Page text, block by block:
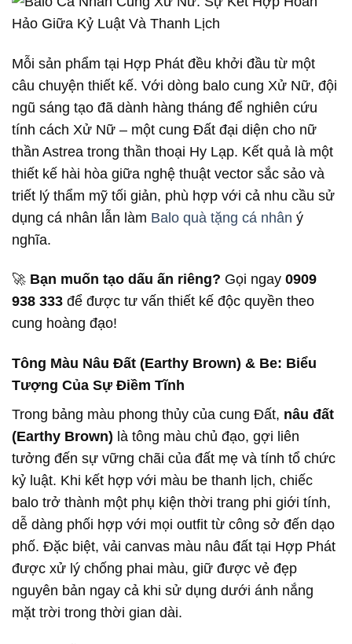
Mỗi sản phẩm tại Hợp Phát đều khởi đầu từ một
câu chuyện thiết kế. Với dòng balo cung Xử Nữ, đội
ngũ sáng tạo đã dành hàng tháng để nghiên cứu
tính cách Xử Nữ – một cung Đất đại diện cho nữ
thần Astrea trong thần thoại Hy Lạp. Kết quả là một
thiết kế hài hòa giữa nghệ thuật vector sắc sảo và
triết lý thẩm mỹ tối giản, phù hợp với cả nhu cầu sử
dụng cá nhân lẫn làm Balo quà tặng cá nhân ý
nghĩa.
🚀 Bạn muốn tạo dấu ấn riêng? Gọi ngay 0909
938 333 để được tư vấn thiết kế độc quyền theo
cung hoàng đạo!
Tông Màu Nâu Đất (Earthy Brown) & Be: Biểu
Tượng Của Sự Điềm Tĩnh
Trong bảng màu phong thủy của cung Đất, nâu đất
(Earthy Brown) là tông màu chủ đạo, gợi liên
tưởng đến sự vững chãi của đất mẹ và tính tổ chức
kỷ luật. Khi kết hợp với màu be thanh lịch, chiếc
balo trở thành một phụ kiện thời trang phi giới tính,
dễ dàng phối hợp với mọi outfit từ công sở đến dạo
phố. Đặc biệt, vải canvas màu nâu đất tại Hợp Phát
được xử lý chống phai màu, giữ được vẻ đẹp
nguyên bản ngay cả khi sử dụng dưới ánh nắng
mặt trời trong thời gian dài.